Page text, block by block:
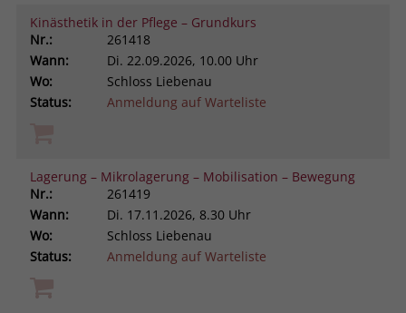
Kinästhetik in der Pflege – Grundkurs
Nr.:
261418
Wann:
Di. 22.09.2026, 10.00 Uhr
Wo:
Schloss Liebenau
Status:
Anmeldung auf Warteliste
Lagerung – Mikrolagerung – Mobilisation – Bewegung
Nr.:
261419
Wann:
Di. 17.11.2026, 8.30 Uhr
Wo:
Schloss Liebenau
Status:
Anmeldung auf Warteliste